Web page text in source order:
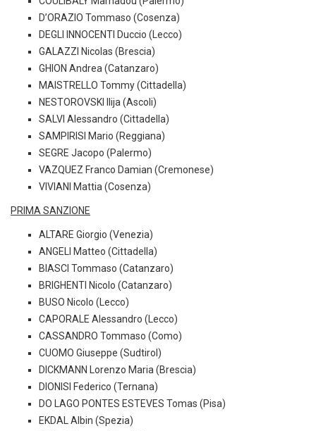
D’ORAZIO Tommaso (Cosenza)
DEGLI INNOCENTI Duccio (Lecco)
GALAZZI Nicolas (Brescia)
GHION Andrea (Catanzaro)
MAISTRELLO Tommy (Cittadella)
NESTOROVSKI Ilija (Ascoli)
SALVI Alessandro (Cittadella)
SAMPIRISI Mario (Reggiana)
SEGRE Jacopo (Palermo)
VAZQUEZ Franco Damian (Cremonese)
VIVIANI Mattia (Cosenza)
PRIMA SANZIONE
ALTARE Giorgio (Venezia)
ANGELI Matteo (Cittadella)
BIASCI Tommaso (Catanzaro)
BRIGHENTI Nicolo (Catanzaro)
BUSO Nicolo (Lecco)
CAPORALE Alessandro (Lecco)
CASSANDRO Tommaso (Como)
CUOMO Giuseppe (Sudtirol)
DICKMANN Lorenzo Maria (Brescia)
DIONISI Federico (Ternana)
DO LAGO PONTES ESTEVES Tomas (Pisa)
EKDAL Albin (Spezia)